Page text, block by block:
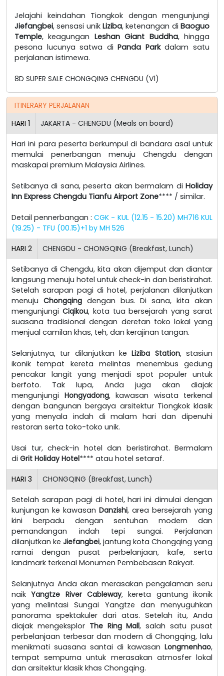
Jelajahi keindahan Tiongkok dengan mengunjungi
Jiefangbei, sensasi unik Liziba, ketenangan di Baoguo
Temple, keagungan Leshan Giant Buddha, hingga
pesona lucunya satwa diPanda Parkdalam satu
perjalanan istimewa.
8D SUPER SALE CHONGQING CHENGDU (V1)
ITINERARY PERJALANAN
HARI 1 JAKARTA - CHENGDU (Meals on board)
Hari ini para peserta berkumpul di bandara asal untuk
memulai penerbangan menuju Chengdu dengan
maskapai premium Malaysia Airlines.
Setibanya di sana, peserta akan bermalam di Holiday
Inn Express Chengdu Tianfu Airport Zone**** / similar.
Detail pennerbangan :CGK - KUL (12.15 - 15.20) MH716 KUL
(19.25) - TFU (00.15)+1 by MH 526
HARI 2 CHENGDU - CHONGQING (Breakfast, Lunch)
Setibanya di Chengdu, kita akan dijemput dan diantar
langsung menuju hotel untuk check-in dan beristirahat.
Setelah sarapan pagi di hotel, perjalanan dilanjutkan
menuju Chongqingdengan bus. Di sana, kita akan
mengunjungi Ciqikou, kota tua bersejarah yang sarat
suasana tradisional dengan deretan toko lokal yang
menjual camilan khas, teh, dan kerajinan tangan.
Selanjutnya, tur dilanjutkan keLiziba Station, stasiun
ikonik tempat kereta melintas menembus gedung
pencakar langit yang menjadi spot populer untuk
berfoto. Tak lupa, Anda juga akan diajak
mengunjungi Hongyadong, kawasan wisata terkenal
dengan bangunan bergaya arsitektur Tiongkok klasik
yang menyala indah di malam hari dan dipenuhi
restoran serta toko-toko unik.
Usai tur, check-in hotel dan beristirahat. Bermalam
di Grit Holiday Hotel**** atau hotel setaraf.
HARI 3 CHONGQING (Breakfast, Lunch)
Setelah sarapan pagi di hotel, hari ini dimulai dengan
kunjungan ke kawasan Danzishi, area bersejarah yang
kini berpadu dengan sentuhan modern dan
pemandangan indah tepi sungai. Perjalanan
dilanjutkan ke Jiefangbei, jantung kota Chongqing yang
ramai dengan pusat perbelanjaan, kafe, serta
landmark terkenal Monumen Pembebasan Rakyat.
Selanjutnya Anda akan merasakan pengalaman seru
naikYangtze River Cableway, kereta gantung ikonik
yang melintasi Sungai Yangtze dan menyuguhkan
panorama spektakuler dari atas. Setelah itu, Anda
diajak mengeksplor The Ring Mall, salah satu pusat
perbelanjaan terbesar dan modern di Chongqing, lalu
menikmati suasana santai di kawasan Longmenhao,
tempat sempurna untuk merasakan atmosfer lokal
dan arsitektur klasik khas Chongqing.